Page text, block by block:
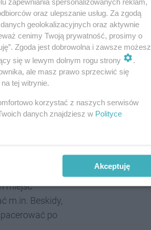
KWK
wolnym rynku.
9
miejsc
m.in. Beskidy,
po
oraz ulepszanie usług. Za zgodą
geolokalizacyjnych oraz aktywnie
cenimy Twoją prywatność, prosimy o
Zgoda jest dobrowolna i zawsze możesz
się w lewym dolnym rogu strony
.
ale masz prawo sprzeciwić się
tej witrynie.
korzystać z naszych serwisów
danych znajdziesz w Polityce
Akceptuję